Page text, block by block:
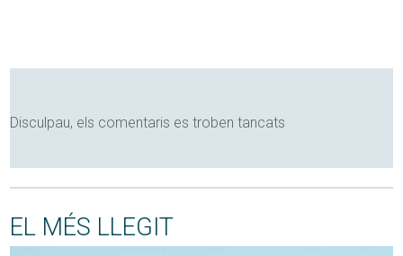
Disculpau, els comentaris es troben tancats
EL MÉS LLEGIT